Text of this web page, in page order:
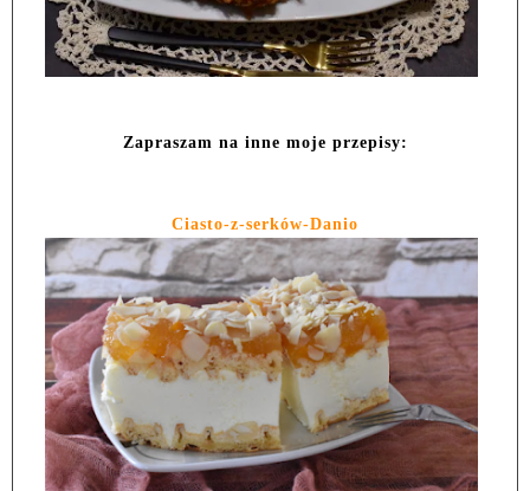
Zapraszam na inne moje przepisy:
Ciasto-z-serków-Danio